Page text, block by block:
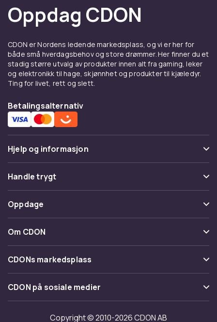
Oppdag CDON
CDON er Nordens ledende markedsplass, og vi er her for
både små hverdagsbehov og store drømmer. Her finner du et
stadig større utvalg av produkter innen alt fra gaming, leker
og elektronikk til hage, skjønnhet og produkter til kjæledyr.
Ting for livet, rett og slett.
Betalingsalternativ
Hjelp og informasjon
Vanlige spørsmål
Spor pakke
Angre & returner her
Kontakt oss
Handle trygt
Betaling
Levering
Tilbakekallinger
Oppdage
Kategorier
Varemerker
Om CDON
Om oss
Kundeanmeldelser
Jobbe på CDON
Investor relations
CDONs markedsplass
Merchant Help Center
CDON på sosiale medier
Copyright © 2010-2026 CDON AB